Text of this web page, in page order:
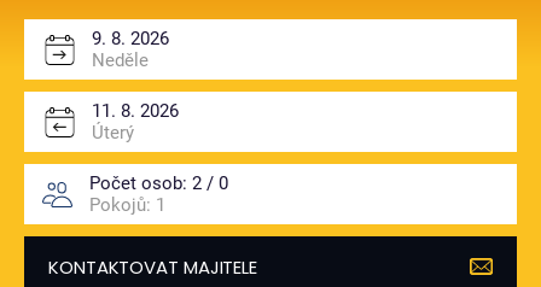
9. 8. 2026
Neděle
11. 8. 2026
Úterý
Počet osob: 2 / 0
Pokojů: 1
KONTAKTOVAT MAJITELE